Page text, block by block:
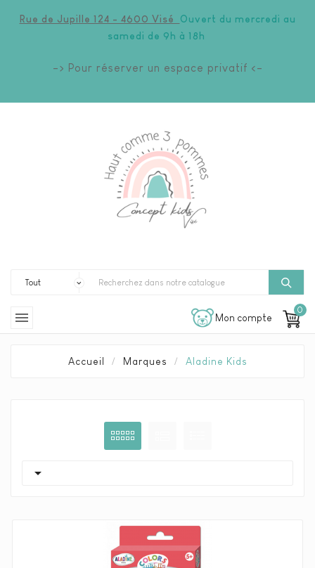
Rue de Jupille 124 - 4600 Visé Ouvert du mercredi au
samedi de 9h à 18h
-> Pour réserver un espace privatif <-
 Mon compte
0
Accueil Marques Aladine Kids
